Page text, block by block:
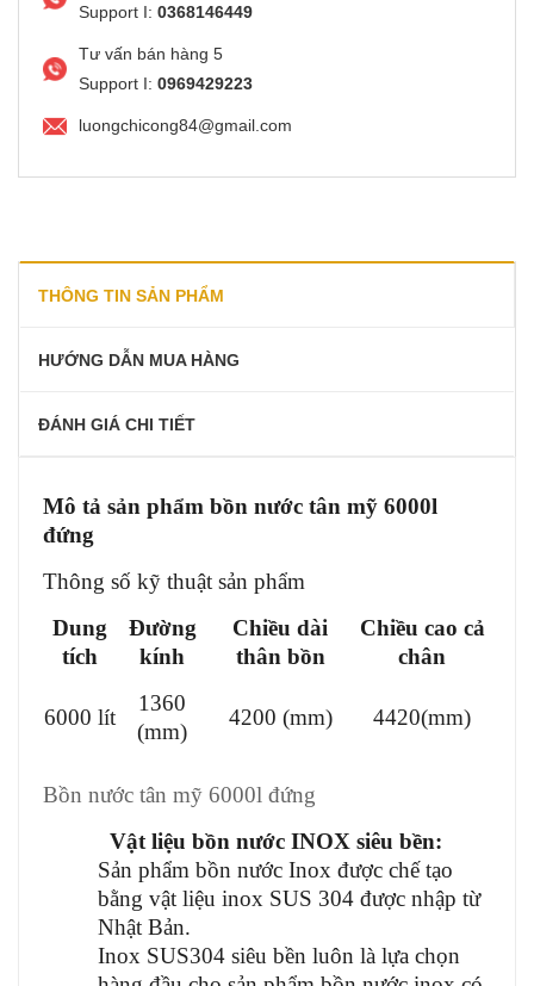
Support I: 0368146449
Tư vấn bán hàng 5
Support I: 0969429223
luongchicong84@gmail.com
THÔNG TIN SẢN PHẨM
HƯỚNG DẪN MUA HÀNG
ĐÁNH GIÁ CHI TIẾT
Mô tả sản phẩm bồn nước tân mỹ 6000l
đứng
Thông số kỹ thuật sản phẩm
Dung
tích
Đường
kính
Chiều dài
thân bồn
Chiều cao cả
chân
6000 lít
1360
(mm)
4200 (mm) 4420(mm)
Bồn nước tân mỹ 6000l đứng
Vật liệu bồn nước INOX siêu bền:
Sản phẩm bồn nước Inox được chế tạo
bằng vật liệu inox SUS 304 được nhập từ
Nhật Bản.
Inox SUS304 siêu bền luôn là lựa chọn